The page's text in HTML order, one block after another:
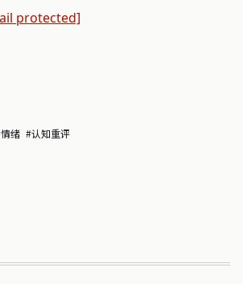
protected]
绪 #认知重评